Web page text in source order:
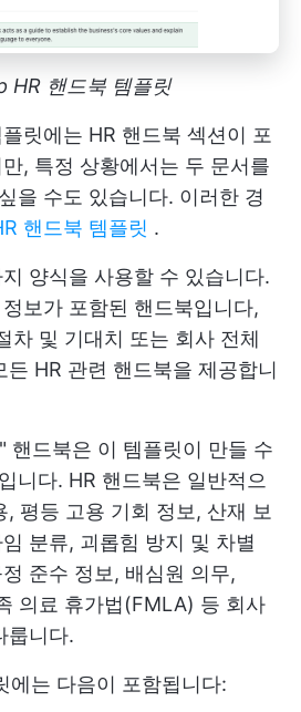
HR 핸드북 템플릿
릿에는 HR 핸드북 섹션이 포
, 특정 상황에서는 두 문서를
을 수도 있습니다. 이러한 경
핸드북 템플릿 .
양식을 사용할 수 있습니다.
보가 포함된 핸드북입니다,
차 및 기대치 또는 회사 전체
든 HR 관련 핸드북을 제공합니
핸드북은 이 템플릿이 만들 수
니다. HR 핸드북은 일반적으
, 평등 고용 기회 정보, 산재 보
분류, 괴롭힘 방지 및 차별
준수 정보, 배심원 의무,
의료 휴가법(FMLA) 등 회사
룹니다.
에는 다음이 포함됩니다: